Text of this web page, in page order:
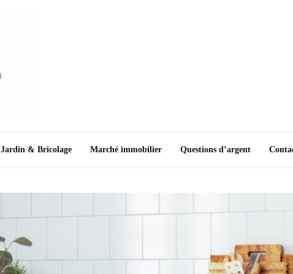
Jardin & Bricolage Marché immobilier Questions d’argent